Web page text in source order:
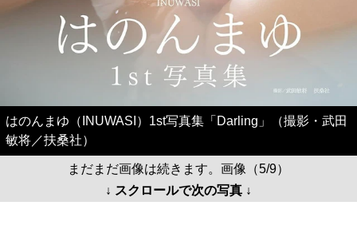
はのんまゆ（INUWASI）1st写真集「Darling」（撮影・武田
敏将／扶桑社）
まだまだ画像は続きます。画像（5/9）
↓ スクロールで次の写真 ↓